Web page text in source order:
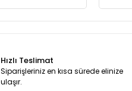
Hızlı Teslimat
Siparişleriniz en kısa sürede elinize
ulaşır.